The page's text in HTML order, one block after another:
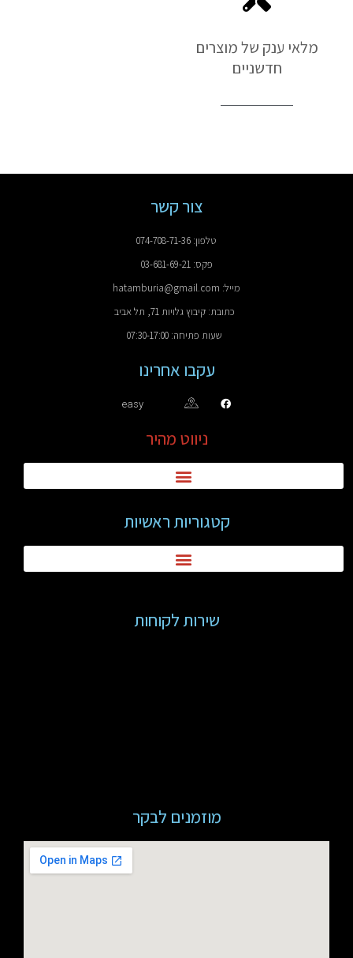
מלאי ענק של מוצרים
חדשניים
צור קשר
טלפון: 074-708-71-36
פקס: 03-681-69-21
מייל: hatamburia@gmail.com
כתובת: קיבוץ גלויות 71, תל אביב
שעות פתיחה: 07:30-17:00
עקבו אחרינו
easy
ניווט מהיר
קטגוריות ראשיות
שירות לקוחות
מוזמנים לבקר